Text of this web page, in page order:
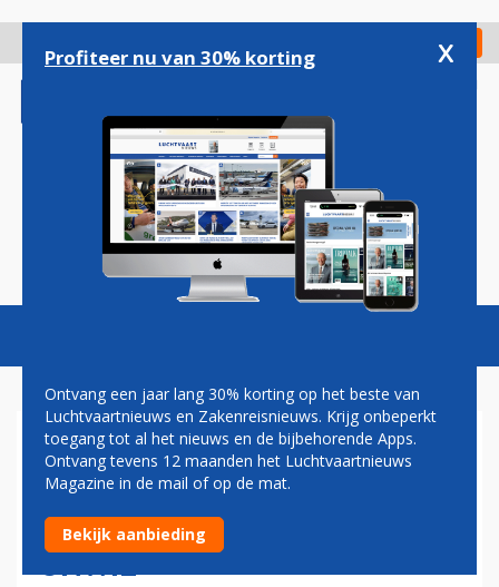
gaan
Check in
Magazine Podcasts Vacatures
IATA: EUROPESE
LUCHTVAARTSECTOR RAAKT
ACHTEROP DOOR POLITIEKE
ONWIL
Profiteer nu van 30% korting x
Ontvang een jaar lang 30% korting op het beste van
Luchtvaartnieuws en Zakenreisnieuws. Krijg onbeperkt
toegang tot al het nieuws en de bijbehorende Apps.
Ontvang tevens 12 maanden het Luchtvaartnieuws
Magazine in de mail of op de mat.
Bekijk aanbieding